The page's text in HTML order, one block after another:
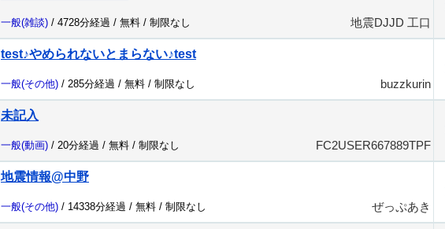
一般(雑談) / 4728分経過 / 無料 / 制限なし 地震DJJD 工口
test♪やめられないとまらない♪test
一般(その他) / 285分経過 / 無料 / 制限なし buzzkurin
未記入
一般(動画) / 20分経過 / 無料 / 制限なし FC2USER667889TPF
地震情報@中野
一般(その他) / 14338分経過 / 無料 / 制限なし ぜっぷあき